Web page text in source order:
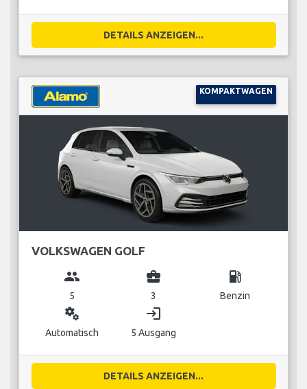
DETAILS ANZEIGEN...
KOMPAKTWAGEN
VOLKSWAGEN GOLF
group
5
business_center
3
local_gas_station
Benzin
miscellaneous_services
Automatisch
login
5 Ausgang
DETAILS ANZEIGEN...